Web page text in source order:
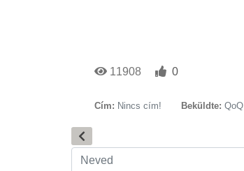
11908 0
Cím: Nincs cím! Beküldte: QoQ